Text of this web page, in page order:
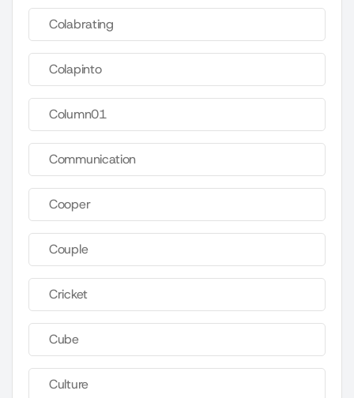
Colabrating
Colapinto
Column01
Communication
Cooper
Couple
Cricket
Cube
Culture